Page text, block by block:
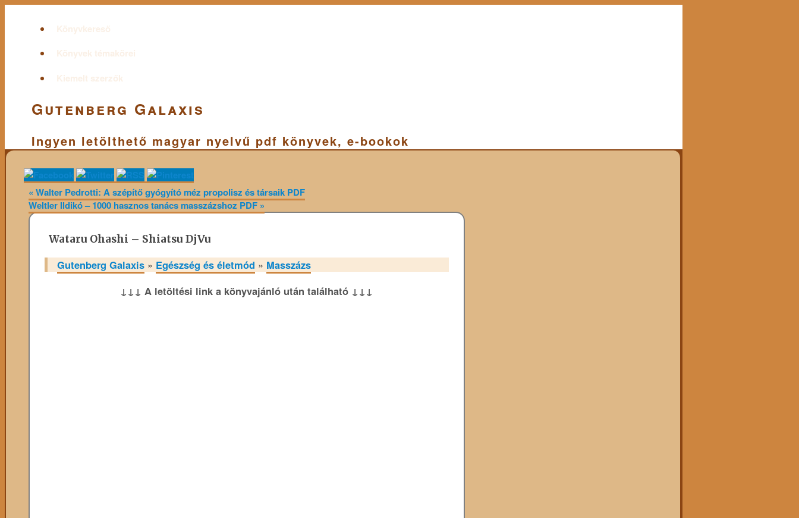
Könyvkereső
Könyvek témakörei
Kiemelt szerzők
Gutenberg Galaxis
Ingyen letölthető magyar nyelvű pdf könyvek, e-bookok
« Walter Pedrotti: A szépítő gyógyító méz propolisz és társaik PDF
Weltler Ildikó – 1000 hasznos tanács masszázshoz PDF »
Wataru Ohashi – Shiatsu DjVu
Gutenberg Galaxis » Egészség és életmód » Masszázs
↓↓↓ A letöltési link a könyvajánló után található ↓↓↓